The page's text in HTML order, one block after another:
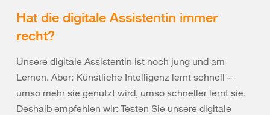
Hat die digitale Assistentin immer
recht?
Unsere digitale Assistentin ist noch jung und am
Lernen. Aber: Künstliche Intelligenz lernt schnell –
umso mehr sie genutzt wird, umso schneller lernt sie.
Deshalb empfehlen wir: Testen Sie unsere digitale